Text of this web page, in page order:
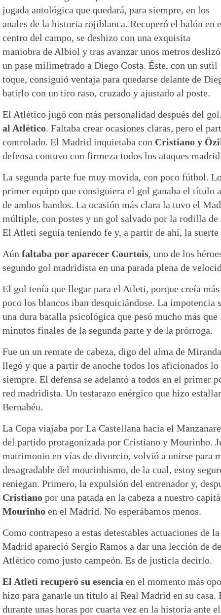
jugada antológica que quedará, para siempre, en los
anales de la historia rojiblanca. Recuperó el balón en
centro del campo, se deshizo con una exquisita
maniobra de Albiol y tras avanzar unos metros deslizó
un pase milimetrado a Diego Costa. Éste, con un sutil
toque, consiguió ventaja para quedarse delante de
batirlo con un tiro raso, cruzado y ajustado al poste.
El Atlético jugó con más personalidad después del
al Atlético. Faltaba crear ocasiones claras, pero el
controlado. El Madrid inquietaba con Cristiano y
defensa contuvo con firmeza todos los ataques
La segunda parte fue muy movida, con poco fútbol.
primer equipo que consiguiera el gol ganaba el título
de ambos bandos. La ocasión más clara la tuvo el
múltiple, con postes y un gol salvado por la rodilla de
El Atleti seguía teniendo fe y, a partir de ahí, la suerte
Aún faltaba por aparecer Courtois, uno de los
segundo gol madridista en una parada plena de
El gol tenía que llegar para el Atleti, porque creía
poco los blancos iban desquiciándose. La impotencia
una dura batalla psicológica que pesó mucho más
minutos finales de la segunda parte y de la prórroga.
Fue un un remate de cabeza, digo del alma de
llegó y que a partir de anoche todos los aficionados
siempre. El defensa se adelantó a todos en el primer
red madridista. Un testarazo enérgico que hizo
Bernabéu.
La Copa viajaba por La Castellana hacia el
del partido protagonizada por Cristiano y Mourinho.
matrimonio en vías de divorcio, volvió a unirse para
desagradable del mourinhismo, de la cual, estoy
reniegan. Primero, la expulsión del entrenador y,
Cristiano por una patada en la cabeza a nuestro
Mourinho en el Madrid. No esperábamos menos.
Como contrapeso a estas detestables actuaciones de
Madrid apareció Sergio Ramos a dar una lección de
Atlético como justo campeón. Es de justicia decirlo.
El Atleti recuperó su esencia en el momento más
hizo para ganarle un título al Real Madrid en su
durante unas horas por cuarta vez en la historia ante